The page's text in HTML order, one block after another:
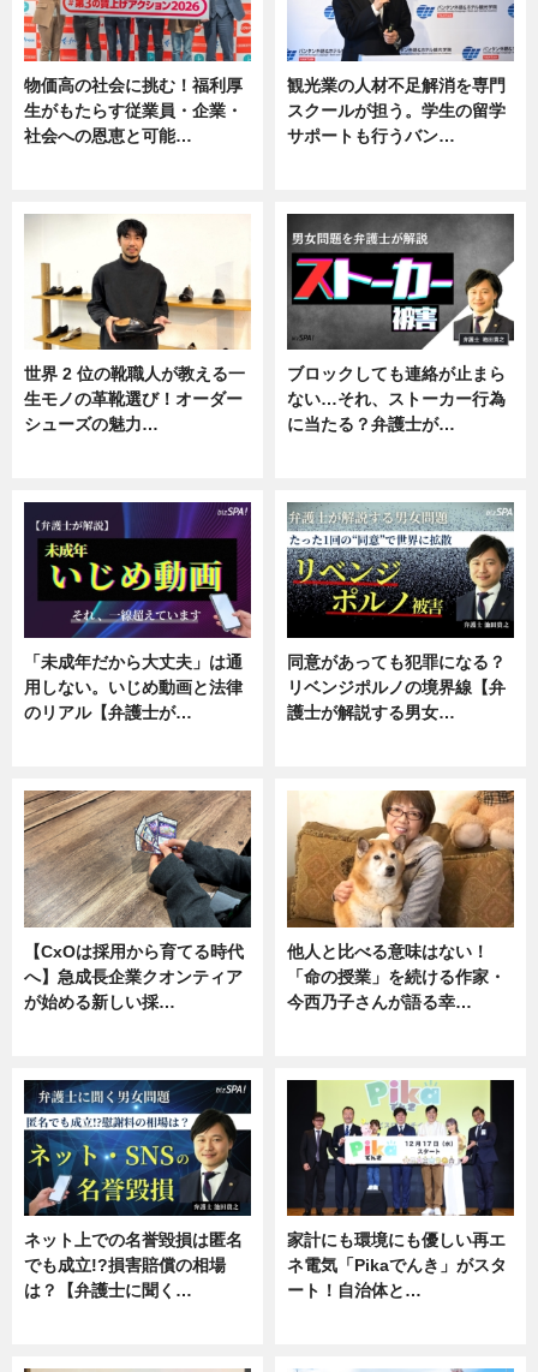
物価高の社会に挑む！福利厚
生がもたらす従業員・企業・
社会への恩恵と可能…
観光業の人材不足解消を専門
スクールが担う。学生の留学
サポートも行うバン…
世界 2 位の靴職人が教える一
生モノの革靴選び！オーダー
シューズの魅力…
ブロックしても連絡が止まら
ない…それ、ストーカー行為
に当たる？弁護士が…
「未成年だから大丈夫」は通
用しない。いじめ動画と法律
のリアル【弁護士が…
同意があっても犯罪になる？
リベンジポルノの境界線【弁
護士が解説する男女…
【CxOは採用から育てる時代
へ】急成長企業クオンティア
が始める新しい採…
他人と比べる意味はない！
「命の授業」を続ける作家・
今西乃子さんが語る幸…
ネット上での名誉毀損は匿名
でも成立!?損害賠償の相場
は？【弁護士に聞く…
家計にも環境にも優しい再エ
ネ電気「Pikaでんき」がスタ
ート！自治体と…